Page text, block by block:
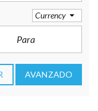
Currency
AVANZADO